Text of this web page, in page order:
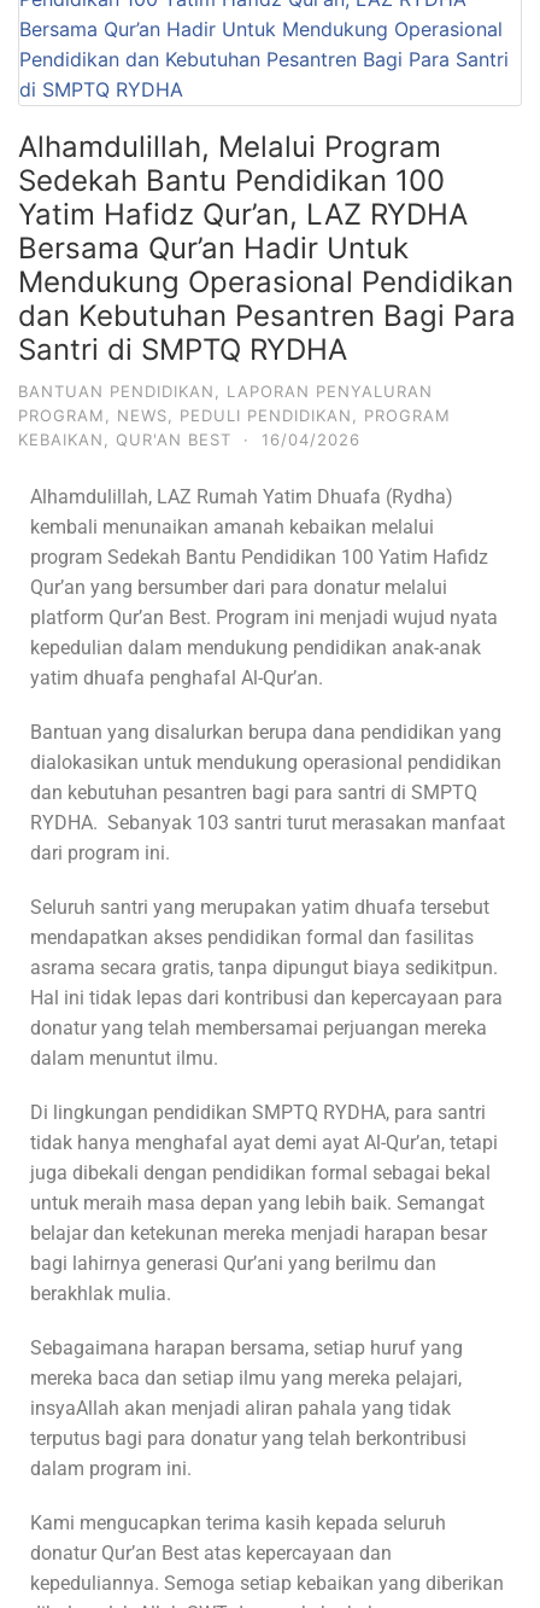
Alhamdulillah, Melalui Program
Sedekah Bantu Pendidikan 100
Yatim Hafidz Qur’an, LAZ RYDHA
Bersama Qur’an Hadir Untuk
Mendukung Operasional Pendidikan
dan Kebutuhan Pesantren Bagi Para
Santri di SMPTQ RYDHA
BANTUAN PENDIDIKAN
LAPORAN PENYALURAN
PROGRAM
NEWS PEDULI PENDIDIKAN
PROGRAM
KEBAIKAN
QUR'AN BEST · 16/04/2026
Alhamdulillah, LAZ Rumah Yatim Dhuafa (Rydha)
kembali menunaikan amanah kebaikan melalui
program Sedekah Bantu Pendidikan 100 Yatim Hafidz
Qur’an yang bersumber dari para donatur melalui
platform Qur’an Best. Program ini menjadi wujud nyata
kepedulian dalam mendukung pendidikan anak-anak
yatim dhuafa penghafal Al-Qur’an.
Bantuan yang disalurkan berupa dana pendidikan yang
dialokasikan untuk mendukung operasional pendidikan
dan kebutuhan pesantren bagi para santri di SMPTQ
RYDHA. Sebanyak 103 santri turut merasakan manfaat
dari program ini.
Seluruh santri yang merupakan yatim dhuafa tersebut
mendapatkan akses pendidikan formal dan fasilitas
asrama secara gratis, tanpa dipungut biaya sedikitpun.
Hal ini tidak lepas dari kontribusi dan kepercayaan para
donatur yang telah membersamai perjuangan mereka
dalam menuntut ilmu.
Di lingkungan pendidikan SMPTQ RYDHA, para santri
tidak hanya menghafal ayat demi ayat Al-Qur’an, tetapi
juga dibekali dengan pendidikan formal sebagai bekal
untuk meraih masa depan yang lebih baik. Semangat
belajar dan ketekunan mereka menjadi harapan besar
bagi lahirnya generasi Qur’ani yang berilmu dan
berakhlak mulia.
Sebagaimana harapan bersama, setiap huruf yang
mereka baca dan setiap ilmu yang mereka pelajari,
insyaAllah akan menjadi aliran pahala yang tidak
terputus bagi para donatur yang telah berkontribusi
dalam program ini.
Kami mengucapkan terima kasih kepada seluruh
donatur Qur’an Best atas kepercayaan dan
kepeduliannya. Semoga setiap kebaikan yang diberikan